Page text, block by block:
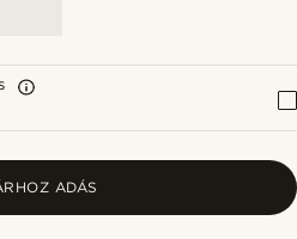
ADÁS